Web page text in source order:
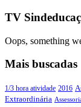
TV
Oops, something
Mais buscadas
1/3 hora atividade 2016
Extraordinária